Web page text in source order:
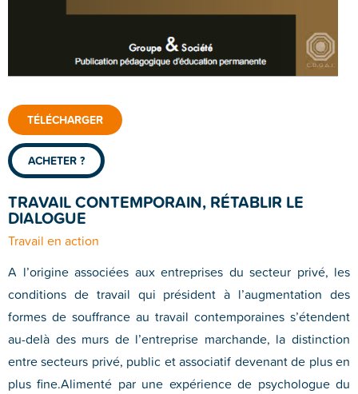
TÉLÉCHARGER
ACHETER ?
TRAVAIL CONTEMPORAIN, RÉTABLIR LE
DIALOGUE
Travail en action
A l’origine associées aux entreprises du secteur privé, les
conditions de travail qui président à l’augmentation des
formes de souffrance au travail contemporaines s’étendent
au-delà des murs de l’entreprise marchande, la distinction
entre secteurs privé, public et associatif devenant de plus en
plus fine.Alimenté par une expérience de psychologue du